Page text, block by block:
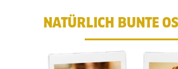
NATÜRLICH BUNTE